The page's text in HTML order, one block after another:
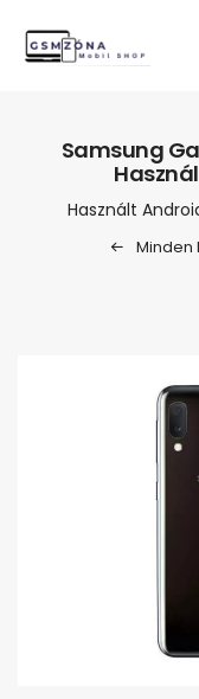
Samsung
Használt
Minden